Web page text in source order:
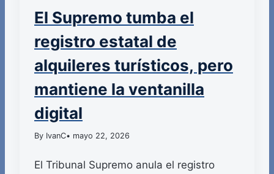
El Supremo tumba el
registro estatal de
alquileres turísticos, pero
mantiene la ventanilla
digital
By IvanC• mayo 22, 2026
El Tribunal Supremo anula el registro